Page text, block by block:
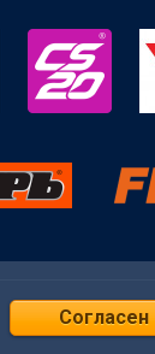
Согласен